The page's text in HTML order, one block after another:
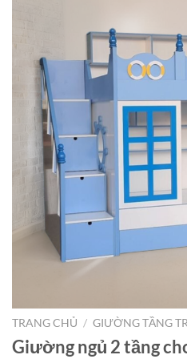
TRANG CHỦ / GIƯỜNG TẦNG
Giường ngủ 2 tầng